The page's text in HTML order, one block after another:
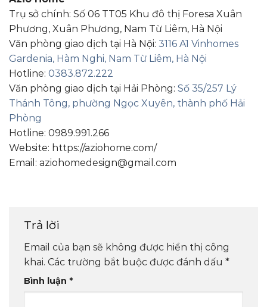
Trụ sở chính: Số 06 TT05 Khu đô thị Foresa Xuân
Phương, Xuân Phương, Nam Từ Liêm, Hà Nội
Văn phòng giao dịch tại Hà Nội: 3116 A1 Vinhomes
Gardenia, Hàm Nghi, Nam Từ Liêm, Hà Nội
Hotline: 0383.872.222
Văn phòng giao dịch tại Hải Phòng: Số 35/257 Lý
Thánh Tông, phường Ngọc Xuyên, thành phố Hải
Phòng
Hotline: 0989.991.266
Website: https://aziohome.com/
Email: aziohomedesign@gmail.com
Trả lời
Email của bạn sẽ không được hiển thị công
khai. Các trường bắt buộc được đánh dấu *
Bình luận *